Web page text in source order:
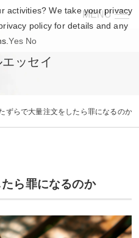
MENU
ッセイ
ずらで大量注文をしたら罪になるのか
ら罪になるのか
activities? We take your privacy
policy for details and any
Yes No